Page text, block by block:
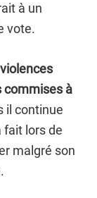
à un
vote.
commises à
il continue
fait lors de
malgré son